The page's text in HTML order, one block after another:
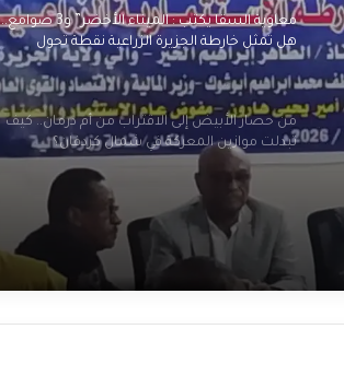
معاوية السقا يكتب : الميناء الأخضر” و3 صوامع..
هل تمثل خارطة الجزيرة الزراعية نقطة تحول
لإعادة إعمار الولاية؟
من حصار الأبيض إلى الاقتراب من أم درمان.. كيف
تبدلت موازين المعركة في شمال كردفان؟